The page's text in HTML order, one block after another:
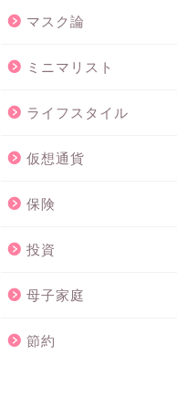
３０代女ミニマリスト
公開
ミニマリスト
マスク論
ミニマリスト
ライフスタイル
仮想通貨
保険
投資
母子家庭
節約